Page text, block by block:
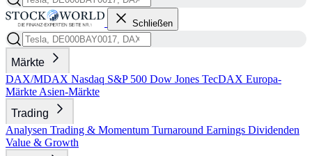
Schließen
Märkte
DAX/MDAX Nasdaq S&P 500 Dow Jones TecDAX Europa-
Märkte Asien-Märkte
Trading
Analysen Trading & Momentum Turnaround Earnings Dividenden
Value & Growth